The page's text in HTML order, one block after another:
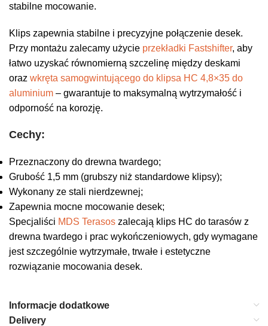
stabilne mocowanie.
Klips zapewnia stabilne i precyzyjne połączenie desek.
Przy montażu zalecamy użycie przekładki Fastshifter, aby
łatwo uzyskać równomierną szczelinę między deskami
oraz wkręta samogwintującego do klipsa HC 4,8×35 do
aluminium – gwarantuje to maksymalną wytrzymałość i
odporność na korozję.
Cechy:
Przeznaczony do drewna twardego;
Grubość 1,5 mm (grubszy niż standardowe klipsy);
Wykonany ze stali nierdzewnej;
Zapewnia mocne mocowanie desek;
Specjaliści MDS Terasos zalecają klips HC do tarasów z
drewna twardego i prac wykończeniowych, gdy wymagane
jest szczególnie wytrzymałe, trwałe i estetyczne
rozwiązanie mocowania desek.
Informacje dodatkowe
Delivery